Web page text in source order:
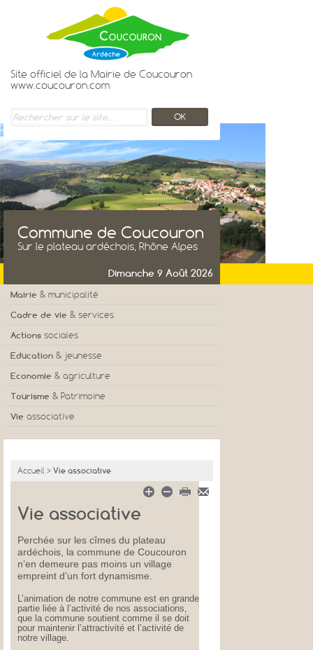
Commune de Coucouron
Sur le plateau ardéchois, Rhône Alpes
Dimanche 9 Août 2026
Mairie & municipalité
Cadre de vie & services
Actions sociales
Education & jeunesse
Economie & agriculture
Tourisme & Patrimoine
Vie associative
Accueil > Vie associative
Vie associative
Perchée sur les cîmes du plateau
ardéchois, la commune de Coucouron
n’en demeure pas moins un village
empreint d’un fort dynamisme.
L’animation de notre commune est en grande
partie liée à l’activité de nos associations,
que la commune soutient comme il se doit
pour maintenir l’attractivité et l’activité de
notre village.
Site officiel de la Mairie de Coucouron
www.coucouron.com